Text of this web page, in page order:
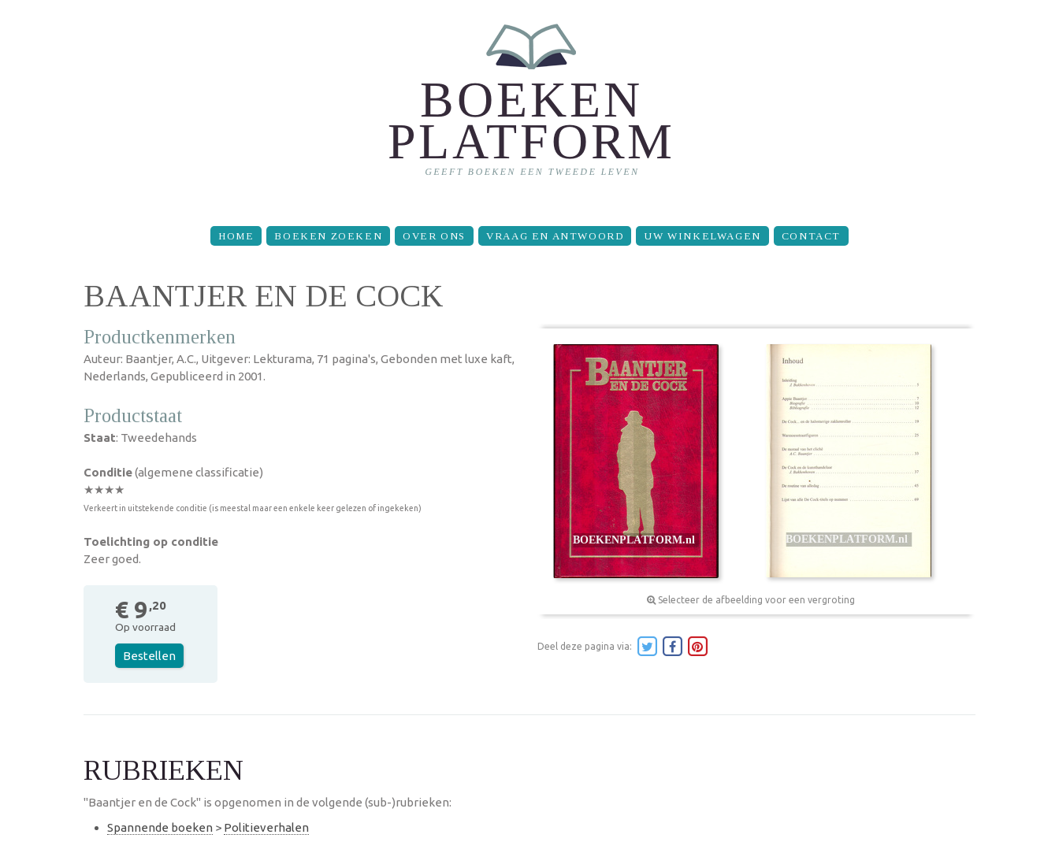
HOME BOEKEN ZOEKEN OVER ONS VRAAG EN ANTWOORD UW WINKELWAGEN CONTACT
BAANTJER EN DE COCK
Productkenmerken
Auteur: Baantjer, A.C., Uitgever: Lekturama, 71 pagina's, Gebonden met luxe kaft,
Nederlands, Gepubliceerd in 2001.
Productstaat
Staat: Tweedehands
Conditie(algemene classificatie)
★★★★
Verkeert in uitstekende conditie (is meestal maar een enkele keer gelezen of ingekeken)
Toelichting op conditie
Zeer goed.
€ 9 ,20
Op voorraad
Bestellen
Selecteer de afbeelding voor een vergroting
Deel deze pagina via:
RUBRIEKEN
"Baantjer en de Cock" is opgenomen in de volgende (sub-)rubrieken:
Spannende boeken > Politieverhalen